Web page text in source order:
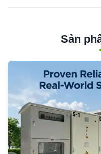
5 SAO
1 sao
A
A*i
Italy
High build quality and
Sản